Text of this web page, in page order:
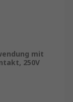
mit
250V